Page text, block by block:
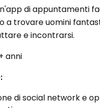
di appuntamenti
a trovare uomini
e incontrarsi.
anni
di social network e